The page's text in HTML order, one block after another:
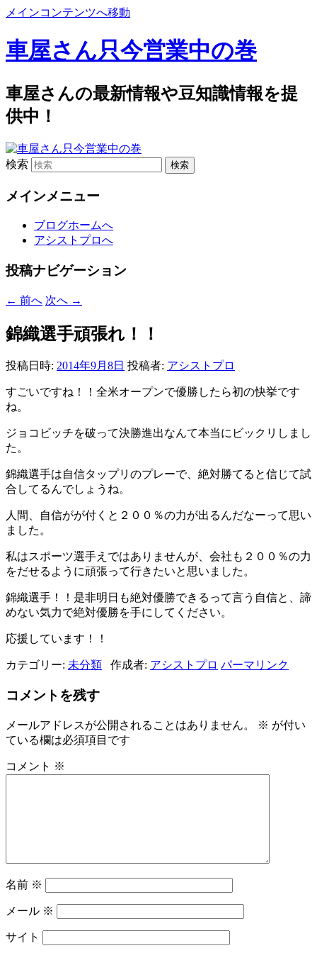
メインコンテンツへ移動
車屋さん只今営業中の巻
車屋さんの最新情報や豆知識情報を提
供中！
検索
メインメニュー
ブログホームへ
アシストプロへ
投稿ナビゲーション
← 前へ 次へ →
錦織選手頑張れ！！
投稿日時: 2014年9月8日 投稿者: アシストプロ
すごいですね！！全米オープンで優勝したら初の快挙です
ね。
ジョコビッチを破って決勝進出なんて本当にビックリしまし
た。
錦織選手は自信タップリのプレーで、絶対勝てると信じて試
合してるんでしょうね。
人間、自信がが付くと２００％の力が出るんだなーって思い
ました。
私はスポーツ選手えではありませんが、会社も２００％の力
をだせるように頑張って行きたいと思いました。
錦織選手！！是非明日も絶対優勝できるって言う自信と、諦
めない気力で絶対優勝を手にしてください。
応援しています！！
カテゴリー: 未分類 作成者: アシストプロ パーマリンク
コメントを残す
メールアドレスが公開されることはありません。 ※ が付い
ている欄は必須項目です
コメント ※
名前 ※
メール ※
サイト